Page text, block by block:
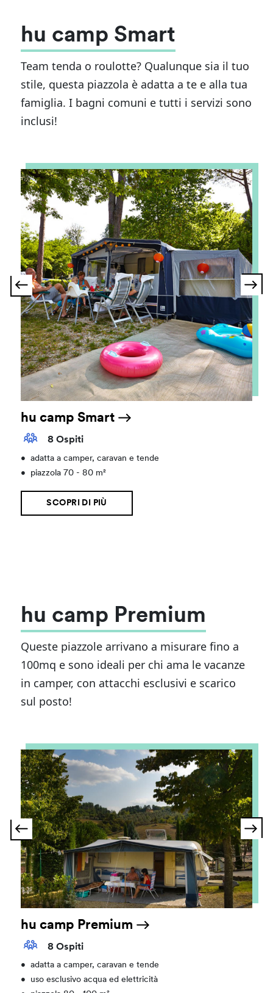
hu camp Smart
Team tenda o roulotte? Qualunque sia il tuo
stile, questa piazzola è adatta a te e alla tua
famiglia. I bagni comuni e tutti i servizi sono
inclusi!
hu camp Smart
8 Ospiti
•
adatta a camper, caravan e tende
•
piazzola 70 - 80 m²
SCOPRI DI PIÙ
hu camp Premium
Queste piazzole arrivano a misurare fino a
100mq e sono ideali per chi ama le vacanze
in camper, con attacchi esclusivi e scarico
sul posto!
hu camp Premium
8 Ospiti
•
adatta a camper, caravan e tende
•
uso esclusivo acqua ed elettricità